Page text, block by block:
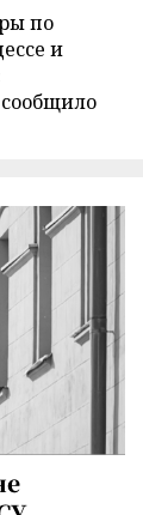
по
и